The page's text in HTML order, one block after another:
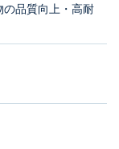
の品質向上・高耐